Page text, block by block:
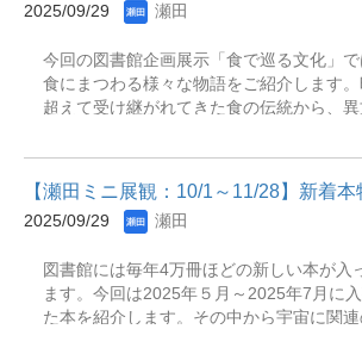
草図書館 B1階 ナレッジスクエア ３．出
しましたので、募集を締め切りました（10
日10時30分更新） 予選①、予選②と
程度 ４．応募方法 ＊メール申込：専用
信。 件名を「大学ビブリオ」とし、メ
文に①出場希望日、②氏名、③学籍...
能・芸術分野の貴重な資料を公開し、日本
時：2025年10月15日（水）～ 23日（木）
館日10月19日（日）） 10時～17時
終入場16時30分） 場 所：大宮キャンパス
2025/09/29 瀬田
今回の図書館企画展示「食で巡る文化」で
食にまつわる様々な物語をご紹介します。
超えて受け継がれてきた食の伝統から、異
奥深い物語まで、様々な角度から食の魅
求できる書籍を集めました。『沖縄の食文
や『京都 古民家カフェ』のように、身近
の食に改めて目を向けたり、『リンゴの文
で、見慣れた食事が特別なものに感じら
もしれません。一冊一冊が語りかける食
や、時代とともに変化する食のあり方を知
【瀬田ミニ展観：10/1～11/28】新着本
2025/09/29 瀬田
図書館には毎年4万冊ほどの新しい本が入
ます。今回は2025年５月～2025年7月に
た本を紹介します。その中から宇宙に関連